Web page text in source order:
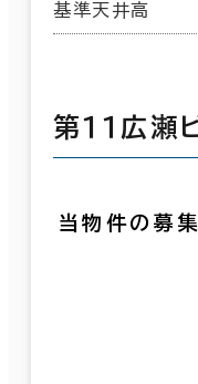
基準天井高
第１１広瀬
当物件の募